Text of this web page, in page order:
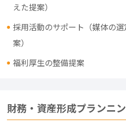
えた提案）
採用活動のサポート（媒体の
案）
福利厚生の整備提案
財務・資産形成プランニ